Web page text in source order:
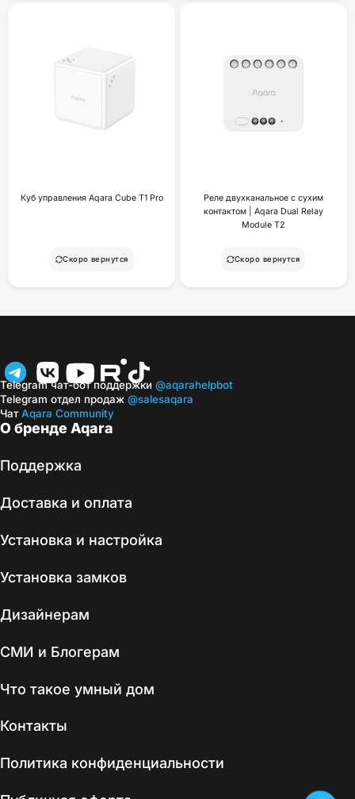
Куб управления Aqara Cube T1 Pro
Скоро вернутся
Реле двухканальное с сухим
контактом | Aqara Dual Relay
Module T2
Скоро вернутся
О бренде Aqara
Поддержка
Доставка и оплата
Установка и настройка
Установка замков
Дизайнерам
СМИ и Блогерам
Что такое умный дом
Контакты
Политика конфиденциальности
Telegram чат-бот поддержки @aqarahelpbot
Telegram отдел продаж @salesaqara
ЧатAqara Community